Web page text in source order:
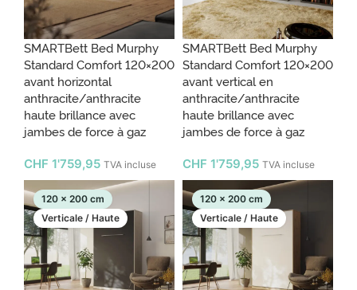
SMARTBett Bed Murphy
Standard Comfort 120×200
avant horizontal
anthracite/anthracite
haute brillance avec
jambes de force à gaz
CHF 1'759,95 TVA incluse
SMARTBett Bed Murphy
Standard Comfort 120×200
avant vertical en
anthracite/anthracite
haute brillance avec
jambes de force à gaz
CHF 1'759,95 TVA incluse
120 x 200 cm
Verticale / Haute
120 x 200 cm
Verticale / Haute